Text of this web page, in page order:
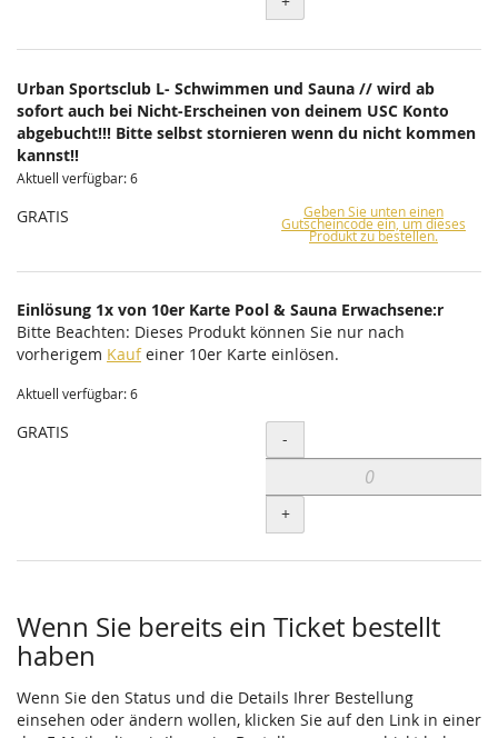
Urban Sportsclub L- Schwimmen und Sauna // wird ab
sofort auch bei Nicht-Erscheinen von deinem USC Konto
abgebucht!!! Bitte selbst stornieren wenn du nicht kommen
kannst!!
Aktuell verfügbar: 6
GRATIS Geben Sie unten einen
Gutscheincode ein, um dieses
Produkt zu bestellen.
Einlösung 1x von 10er Karte Pool & Sauna Erwachsene:r
Bitte Beachten: Dieses Produkt können Sie nur nach
vorherigem Kaufeiner 10er Karte einlösen.
Aktuell verfügbar: 6
GRATIS Menge
-
+
Wenn Sie bereits ein Ticket bestellt
haben
Wenn Sie den Status und die Details Ihrer Bestellung
einsehen oder ändern wollen, klicken Sie auf den Link in einer